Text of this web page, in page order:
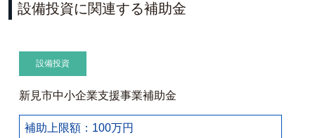
設備投資に関連する補助金
設備投資
新見市中小企業支援事業補助金
補助上限額：100万円